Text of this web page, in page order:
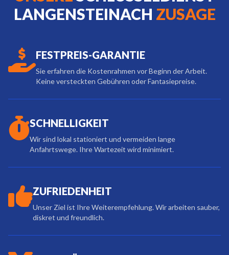
LANGENSTEINACH ZUSAGE
FESTPREIS-GARANTIE
Sie erfahren die Kostenrahmen vor Beginn der Arbeit.
Keine versteckten Gebühren oder Fantasiepreise.
SCHNELLIGKEIT
Wir sind lokal stationiert und vermeiden lange
Anfahrtswege. Ihre Wartezeit wird minimiert.
ZUFRIEDENHEIT
Unser Ziel ist Ihre Weiterempfehlung. Wir arbeiten sauber,
diskret und freundlich.